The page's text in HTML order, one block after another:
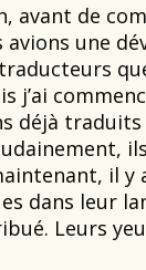
avant de
une
j’ai
déjà
il y
dans leur
Leurs